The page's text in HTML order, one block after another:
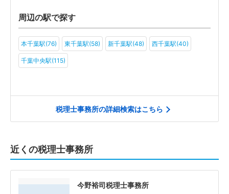
周辺の駅で探す
本千葉駅(76) 東千葉駅(58) 新千葉駅(48) 西千葉駅(40)
千葉中央駅(115)
税理士事務所の詳細検索はこちら
近くの税理士事務所
今野裕司税理士事務所